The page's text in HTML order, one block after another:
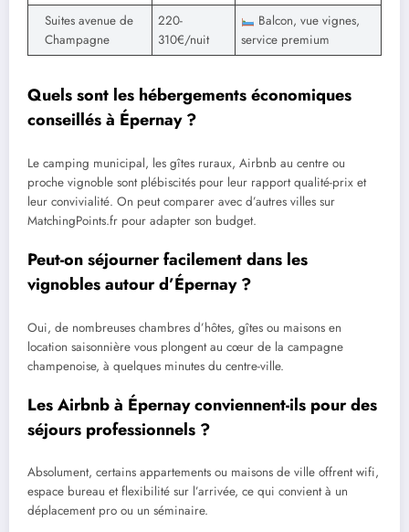
Suites avenue de
Champagne
220-
310€/nuit
Balcon, vue vignes,
service premium
Quels sont les hébergements économiques
conseillés à Épernay ?
Le camping municipal, les gîtes ruraux, Airbnb au centre ou
proche vignoble sont plébiscités pour leur rapport qualité-prix et
leur convivialité. On peut comparer avec d’autres villes sur
MatchingPoints.fr pour adapter son budget.
Peut-on séjourner facilement dans les
vignobles autour d’Épernay ?
Oui, de nombreuses chambres d’hôtes, gîtes ou maisons en
location saisonnière vous plongent au cœur de la campagne
champenoise, à quelques minutes du centre-ville.
Les Airbnb à Épernay conviennent-ils pour des
séjours professionnels ?
Absolument, certains appartements ou maisons de ville offrent wifi,
espace bureau et flexibilité sur l’arrivée, ce qui convient à un
déplacement pro ou un séminaire.